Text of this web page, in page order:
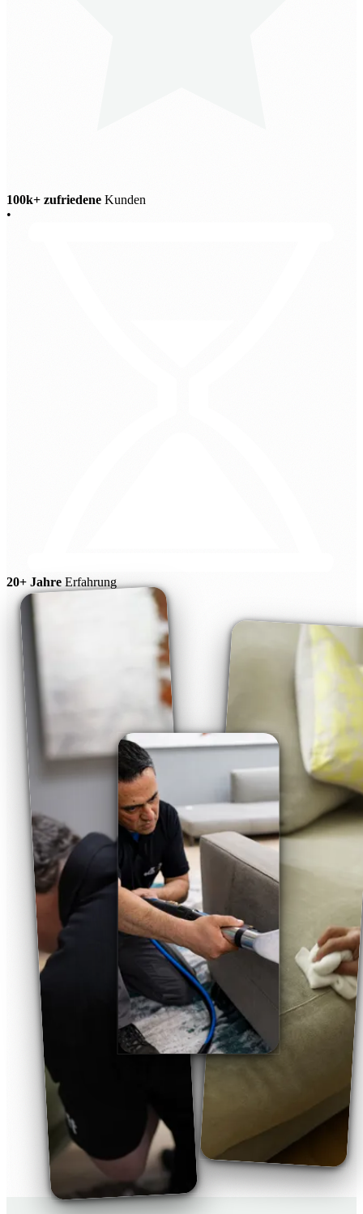
100k+ zufriedene Kunden
•
20+ Jahre Erfahrung